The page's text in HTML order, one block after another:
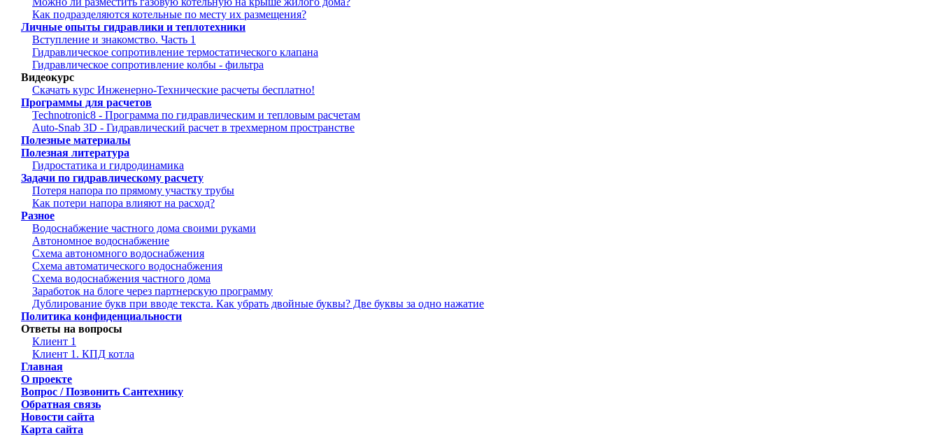
Как подразделяются котельные по месту их размещения?
Личные опыты гидравлики и теплотехники
Вступление и знакомство. Часть 1
Гидравлическое сопротивление термостатического клапана
Гидравлическое сопротивление колбы - фильтра
Видеокурс
Скачать курс Инженерно-Технические расчеты бесплатно!
Программы для расчетов
Technotronic8 - Программа по гидравлическим и тепловым расчетам
Auto-Snab 3D - Гидравлический расчет в трехмерном пространстве
Полезные материалы
Полезная литература
Гидростатика и гидродинамика
Задачи по гидравлическому расчету
Потеря напора по прямому участку трубы
Как потери напора влияют на расход?
Разное
Водоснабжение частного дома своими руками
Автономное водоснабжение
Схема автономного водоснабжения
Схема автоматического водоснабжения
Схема водоснабжения частного дома
Заработок на блоге через партнерскую программу
Дублирование букв при вводе текста. Как убрать двойные буквы? Две буквы за одно нажатие
Политика конфиденциальности
Ответы на вопросы
Клиент 1
Клиент 1. КПД котла
Главная
О проекте
Вопрос / Позвонить Сантехнику
Обратная связь
Новости сайта
Карта сайта